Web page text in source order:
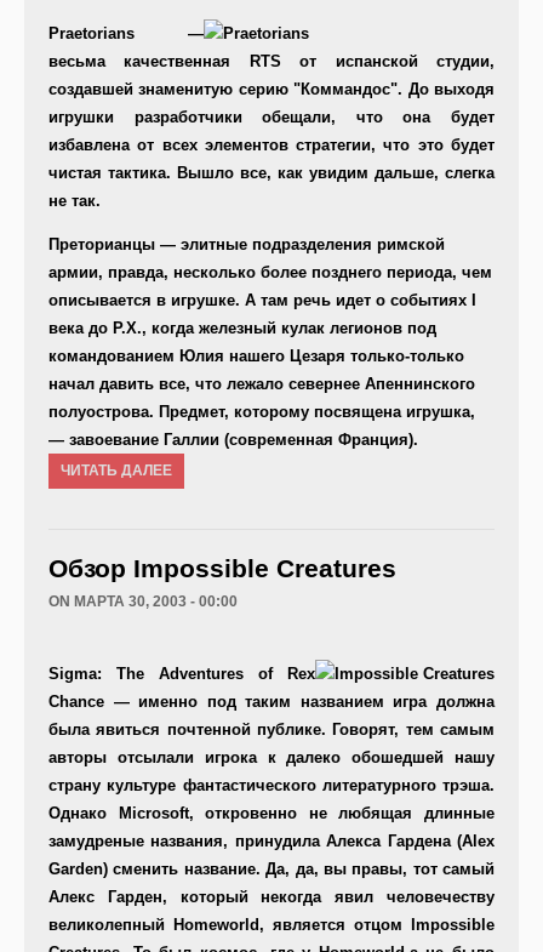
Praetorians —
весьма качественная RTS от испанской студии,
создавшей знаменитую серию "Коммандос". До выходя
игрушки разработчики обещали, что она будет
избавлена от всех элементов стратегии, что это будет
чистая тактика. Вышло все, как увидим дальше, слегка
не так.
Преторианцы — элитные подразделения римской
армии, правда, несколько более позднего периода, чем
описывается в игрушке. А там речь идет о событиях I
века до Р.Х., когда железный кулак легионов под
командованием Юлия нашего Цезаря только-только
начал давить все, что лежало севернее Апеннинского
полуострова. Предмет, которому посвящена игрушка,
— завоевание Галлии (современная Франция).
ЧИТАТЬ ДАЛЕЕ
Обзор Impossible Creatures
ON МАРТА 30, 2003 - 00:00
Sigma: The Adventures of Rex
Chance — именно под таким названием игра должна
была явиться почтенной публике. Говорят, тем самым
авторы отсылали игрока к далеко обошедшей нашу
страну культуре фантастического литературного трэша.
Однако Microsoft, откровенно не любящая длинные
замудреные названия, принудила Алекса Гардена (Alex
Garden) сменить название. Да, да, вы правы, тот самый
Алекс Гарден, который некогда явил человечеству
великолепный Homeworld, является отцом Impossible